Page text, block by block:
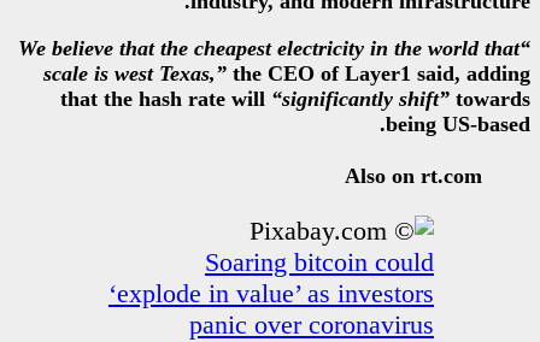
“We believe that the cheapest
scale is west Texas,”the CEO
that the hash rate will
Soaring
‘explode in value’
panic over